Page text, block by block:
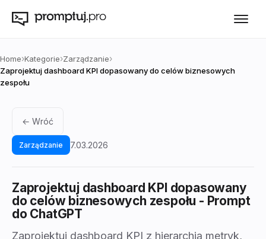
Home›Kategorie›Zarządzanie›
Zaprojektuj dashboard KPI dopasowany do celów biznesowych
zespołu
← Wróć
Zarządzanie 7.03.2026
Zaprojektuj dashboard KPI dopasowany
do celów biznesowych zespołu - Prompt
do ChatGPT
Zaprojektuj dashboard KPI z hierarchią metryk,